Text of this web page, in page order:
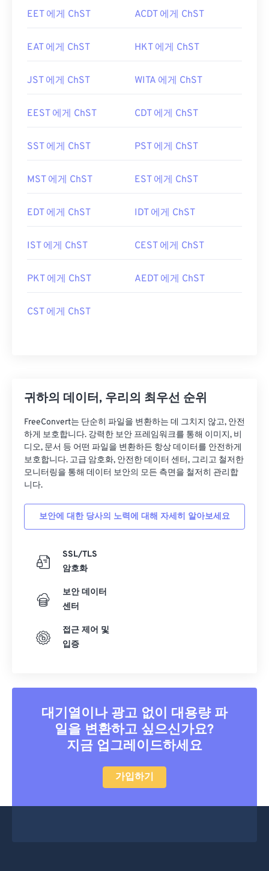
EET 에게 ChST ACDT 에게 ChST
EAT 에게 ChST HKT 에게 ChST
JST 에게 ChST WITA 에게 ChST
EEST 에게 ChST CDT 에게 ChST
SST 에게 ChST PST 에게 ChST
MST 에게 ChST EST 에게 ChST
EDT 에게 ChST IDT 에게 ChST
IST 에게 ChST CEST 에게 ChST
PKT 에게 ChST AEDT 에게 ChST
CST 에게 ChST
귀하의 데이터, 우리의 최우선 순위
FreeConvert는 단순히 파일을 변환하는 데 그치지 않고, 안전
하게 보호합니다. 강력한 보안 프레임워크를 통해 이미지, 비
디오, 문서 등 어떤 파일을 변환하든 항상 데이터를 안전하게
보호합니다. 고급 암호화, 안전한 데이터 센터, 그리고 철저한
모니터링을 통해 데이터 보안의 모든 측면을 철저히 관리합
니다.
보안에 대한 당사의 노력에 대해 자세히 알아보세요
SSL/TLS
암호화
보안 데이터
센터
접근 제어 및
입증
대기열이나 광고 없이 대용량 파
일을 변환하고 싶으신가요?
지금 업그레이드하세요
가입하기